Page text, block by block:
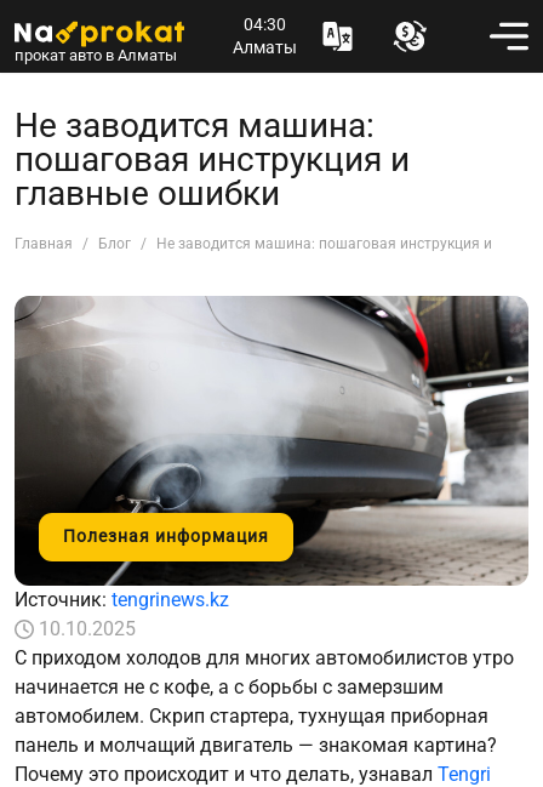
прокат авто в Алматы
04:30
Алматы
Не заводится машина:
пошаговая инструкция и
главные ошибки
Главная Блог Не заводится машина: пошаговая инструкция и
Полезная информация
Источник: tengrinews.kz
10.10.2025
С приходом холодов для многих автомобилистов утро
начинается не с кофе, а с борьбы с замерзшим
автомобилем. Скрип стартера, тухнущая приборная
панель и молчащий двигатель — знакомая картина?
Почему это происходит и что делать, узнавал Tengri